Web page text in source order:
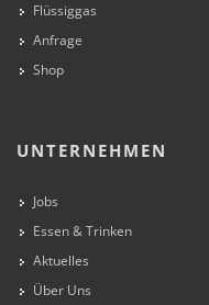
Flüssiggas
Anfrage
Shop
UNTERNEHMEN
Jobs
Essen & Trinken
Aktuelles
Über Uns